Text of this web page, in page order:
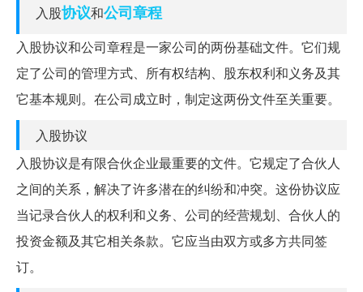
入股协议和公司章程
入股协议和公司章程是一家公司的两份基础文件。它们规
定了公司的管理方式、所有权结构、股东权利和义务及其
它基本规则。在公司成立时，制定这两份文件至关重要。
入股协议
入股协议是有限合伙企业最重要的文件。它规定了合伙人
之间的关系，解决了许多潜在的纠纷和冲突。这份协议应
当记录合伙人的权利和义务、公司的经营规划、合伙人的
投资金额及其它相关条款。它应当由双方或多方共同签
订。